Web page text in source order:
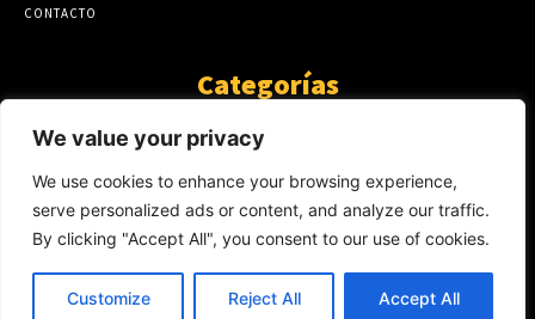
We value your privacy
We use cookies to enhance your browsing experience,
serve personalized ads or content, and analyze our traffic.
By clicking "Accept All", you consent to our use of cookies.
Customize Reject All Accept All
CONTACTO
Categorías
ARTÍCULOS
GUANTE DE SEDA
AL CALOR DE LA PALABRA
Y YO QUE SÉ
423
NOTICIAS
234
SIN CATEGORÍA
174